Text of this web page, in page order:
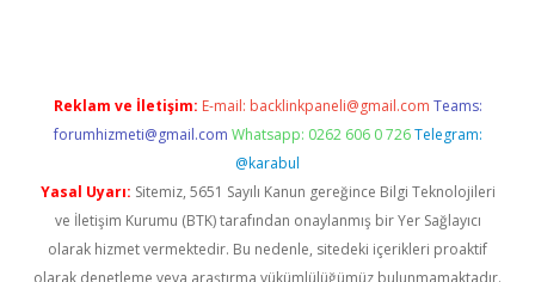
Reklam ve İletişim: E-mail: backlinkpaneli@gmail.com Teams:
forumhizmeti@gmail.com Whatsapp: 0262 606 0 726 Telegram:
@karabul
Yasal Uyarı: Sitemiz, 5651 Sayılı Kanun gereğince Bilgi Teknolojileri
ve İletişim Kurumu (BTK) tarafından onaylanmış bir Yer Sağlayıcı
olarak hizmet vermektedir. Bu nedenle, sitedeki içerikleri proaktif
olarak denetleme veya araştırma yükümlülüğümüz bulunmamaktadır.